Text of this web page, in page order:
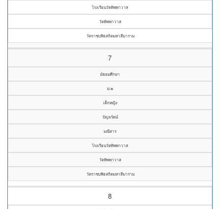
โรงเรียนวัดทิพพาวาส
วัดทิพพาวาส
วัดราชบพิธสถิตมหาสีมาราม
7
มัธยมศึกษา
ม.๒
เด็กหญิง
ปัญจรัตน์
มณีสาร
โรงเรียนวัดทิพพาวาส
วัดทิพพาวาส
วัดราชบพิธสถิตมหาสีมาราม
8